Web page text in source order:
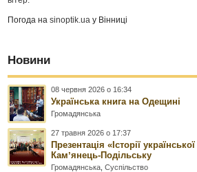
Погода наsinoptik.ua у Вінниці
Новини
08 червня 2026 о 16:34
Українська книга на Одещині
Громадянська
27 травня 2026 о 17:37
Презентація «Історії
Камʼянець-Подільську
Громадянська ,Суспільство